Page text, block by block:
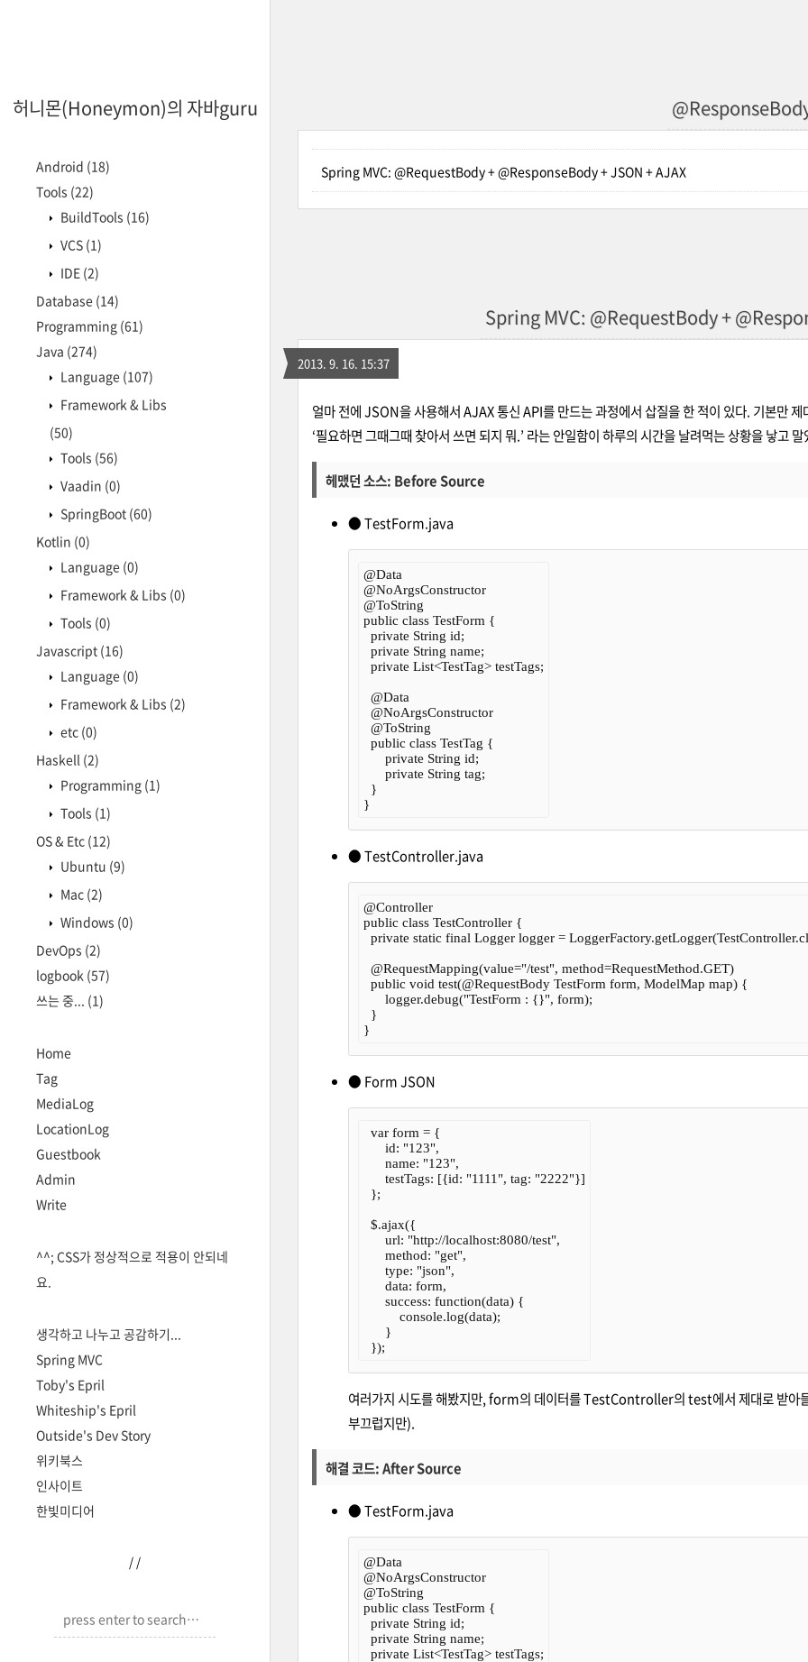
허니몬(Honeymon)의 자바guru
Android (18)
Tools (22)
BuildTools (16)
VCS (1)
IDE (2)
Database (14)
Programming (61)
Java (274)
Language (107)
Framework & Libs
(50)
Tools (56)
Vaadin (0)
SpringBoot (60)
Kotlin (0)
Language (0)
Framework & Libs (0)
Tools (0)
Javascript (16)
Language (0)
Framework & Libs (2)
etc (0)
Haskell (2)
Programming (1)
Tools (1)
OS & Etc (12)
Ubuntu (9)
Mac (2)
Windows (0)
DevOps (2)
logbook (57)
쓰는 중... (1)
Home
Tag
MediaLog
LocationLog
Guestbook
Admin
Write
^^; CSS가 정상적으로 적용이 안되네
요.
생각하고 나누고 공감하기...
Spring MVC
Toby's Epril
Whiteship's Epril
Outside's Dev Story
위키북스
인사이트
한빛미디어
/ /
Spring MVC: @RequestBody + @ResponseBody + JSON + AJAX
Spring MVC: @RequestBody +
2013. 9. 16. 15:37
얼마 전에 JSON을 사용해서AJAX 통신API를 만드는 과정에서 삽질을 한 적이 있다. 기본만
‘필요하면 그때그때 찾아서 쓰면 되지 뭐.’ 라는 안일함이 하루의 시간을 날려먹는 상황을 낳고
헤맸던 소스: Before Source
● TestForm.java
@Data
@NoArgsConstructor
@ToString
public class TestForm {
  private String id;
  private String name;
  private List<TestTag> testTags;
  @Data
  @NoArgsConstructor
  @ToString
  public class TestTag {
      private String id;
      private String tag;
  }
● TestController.java
@Controller
public class TestController {
private static final Logger logger =
  @RequestMapping(value="/test", method=RequestMethod.GET)
  public void test(@RequestBody TestForm form, ModelMap map) {
      logger.debug("TestForm : {}", form);
  }
● Form JSON
  var form = {
      id: "123",
      name: "123",
      testTags: [{id: "1111", tag: "2222"}]
  };
  $.ajax({
      url: "http://localhost:8080/test",
      method: "get",
      type: "json",
      data: form,
      success: function(data) {
          console.log(data);
      }
여러가지 시도를 해봤지만, form의 데이터를 TestController의 test에서 제대로 받아
부끄럽지만).
해결 코드: After Source
● TestForm.java
@Data
@NoArgsConstructor
@ToString
public class TestForm {
  private String id;
  private String name;
  private List<TestTag> testTags;